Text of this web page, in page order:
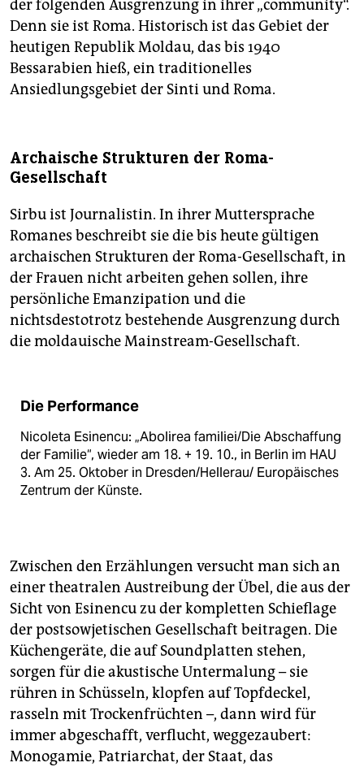
der folgenden Ausgrenzung in ihrer „community“.
Denn sie ist Roma. Historisch ist das Gebiet der
heutigen Republik Moldau, das bis 1940
Bessarabien hieß, ein traditionelles
Ansiedlungsgebiet der Sinti und Roma.
Archaische Strukturen der Roma-
Gesellschaft
Sirbu ist Journalistin. In ihrer Muttersprache
Romanes beschreibt sie die bis heute gültigen
archaischen Strukturen der Roma-Gesellschaft, in
der Frauen nicht arbeiten gehen sollen, ihre
persönliche Emanzipation und die
nichtsdestotrotz bestehende Ausgrenzung durch
die moldauische Mainstream-Gesellschaft.
Die Performance
Nicoleta Esinencu: „Abolirea familiei/Die Abschaffung
der Familie“, wieder am 18. + 19. 10., in Berlin im HAU
3. Am 25. Oktober in Dresden/Hellerau/ Europäisches
Zentrum der Künste.
Zwischen den Erzählungen versucht man sich an
einer theatralen Austreibung der Übel, die aus der
Sicht von Esinencu zu der kompletten Schieflage
der postsowjetischen Gesellschaft beitragen. Die
Küchengeräte, die auf Soundplatten stehen,
sorgen für die akustische Untermalung – sie
rühren in Schüsseln, klopfen auf Topfdeckel,
rasseln mit Trockenfrüchten –, dann wird für
immer abgeschafft, verflucht, weggezaubert:
Monogamie, Patriarchat, der Staat, das